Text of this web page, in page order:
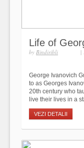
Life of
by Bindiribli |
George Ivanovich
to as Georges
20th century who
live their lives in a
VEZI DETALII